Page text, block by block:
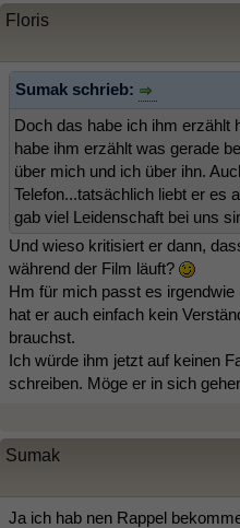
Floris
Sumak schrieb:
Doch das habe ich ihm erzählt
habe ihm erzählt was gerade
über mich und ich über ihn.
Telefon...tatsächlich liebt er es
gab viel Leidenschaft bei uns
Und wieso kritisiert er dann,
während der Film läuft?
Hm für mich passt es
hat er auch einfach kein
brauchst.
Ich würde ihm jetzt auf keinen
schreiben. Möge er in sich
Sumak
Ja ich hab nen Rappel